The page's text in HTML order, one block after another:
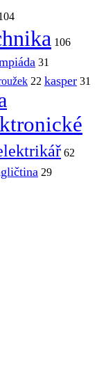
106
31
22 kasper 31
62
29